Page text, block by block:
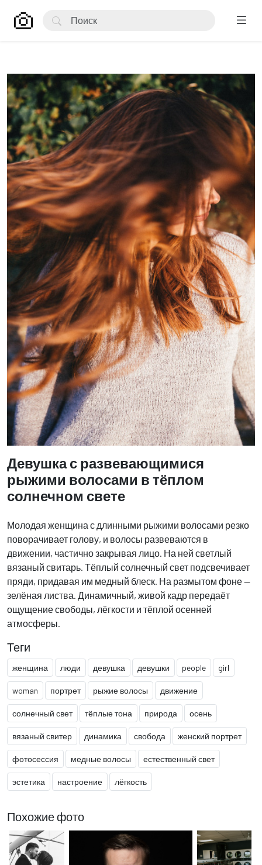
Девушка с развевающимися
рыжими волосами в тёплом
солнечном свете
Молодая женщина с длинными рыжими волосами резко
поворачивает голову, и волосы развеваются в
движении, частично закрывая лицо. На ней светлый
вязаный свитарь. Тёплый солнечный свет подсвечивает
пряди, придавая им медный блеск. На размытом фоне —
зелёная листва. Динамичный, живой кадр передаёт
ощущение свободы, лёгкости и тёплой осенней
атмосферы.
Теги
женщина люди девушка девушки people girl
woman портрет рыжие волосы движение
солнечный свет тёплые тона природа осень
вязаный свитер динамика свобода женский портрет
фотосессия медные волосы естественный свет
эстетика настроение лёгкость
Похожие фото